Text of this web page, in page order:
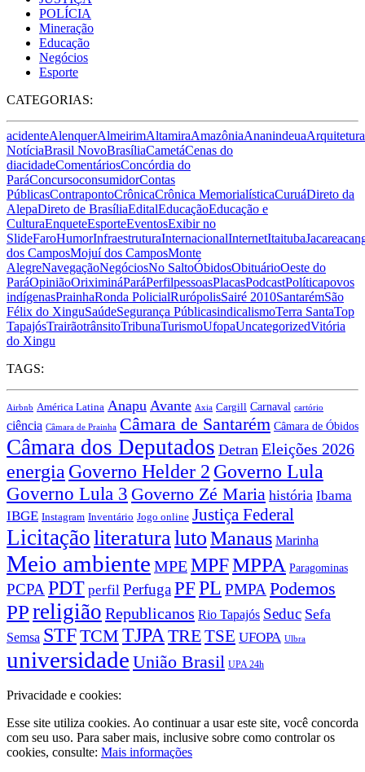
POLÍCIA
Mineração
Educação
Negócios
Esporte
CATEGORIAS:
acidenteAlenquerAlmeirimAltamiraAmazôniaAnanindeuaArquitetura
NotíciaBrasil NovoBrasíliaCametáCenas do
diacidadeComentáriosConcórdia do
ParáConcursoconsumidorContas
PúblicasContrapontoCrônicaCrônica MemorialísticaCuruáDireto da
AlepaDireto de BrasíliaEditalEducaçãoEducação e
CulturaEnqueteEsporteEventosExibir no
SlideFaroHumorInfraestruturaInternacionalInternetItaituba
dos CamposMojuí dos CamposMonte
AlegreNavegaçãoNegóciosNo SaltoÓbidosObituárioOeste do
ParáOpiniãoOriximináParáPerfilpessoasPlacasPodcastPolíticapovos
indígenasPrainhaRonda PolicialRurópolisSairé 2010SantarémSão
Félix do XinguSaúdeSegurança PúblicasindicalismoTerra SantaTop
TapajósTrairãotrânsitoTribunaTurismoUfopaUncategorizedVitória
do Xingu
TAGS:
Airbnb América Latina Anapu Avante Axia Cargill Carnaval cartório
ciência Câmara de Prainha Câmara de Santarém Câmara de Óbidos
Câmara dos Deputados Detran Eleições 2026
energia Governo Helder 2 Governo Lula
Governo Lula 3 Governo Zé Maria história Ibama
IBGE Instagram Inventário Jogo online Justiça Federal
Licitaçãoliteratura lutoManaus Marinha
Meio ambiente MPEMPFMPPA Paragominas
PCPA PDT perfil PerfugaPFPL PMPA Podemos
PPreligião Republicanos Rio Tapajós Seduc Sefa
Semsa STFTCM TJPA TRETSE UFOPA Ulbra
universidade União Brasil UPA 24h
Privacidade e cookies:
Esse site utiliza cookies. Ao continuar a usar este site, você concorda
com seu uso. Para saber mais, inclusive sobre como controlar os
cookies, consulte: Mais informações